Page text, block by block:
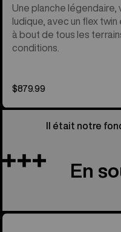
Une planche légendaire,
ludique, avec un flex
à bout de tous les
conditions.
$879.99
Il était notre
En